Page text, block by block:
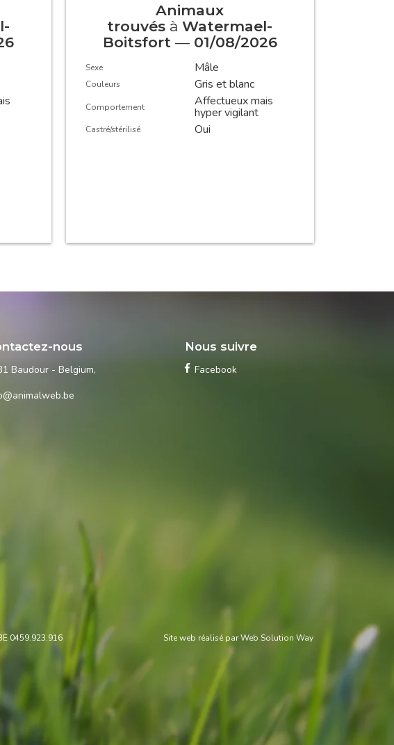
Animaux
trouvés àWatermael-
Boitsfort — 01/08/2026
Sexe Mâle
Couleurs Gris et blanc
Comportement Affectueux mais
hyper vigilant
Castré/stérilisé Oui
nous
Baudour - Belgium,
Nous suivre
Facebook
0459.923.916 Site web réalisé parWeb Solution Way